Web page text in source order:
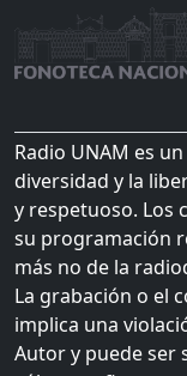
Radio UNAM es
diversidad y la
y respetuoso. Los
su programación
más no de la
La grabación o el
implica una
Autor y puede ser